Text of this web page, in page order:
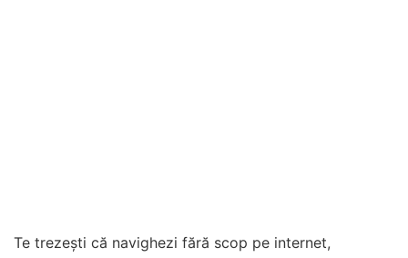
Te trezești că navighezi fără scop pe internet,